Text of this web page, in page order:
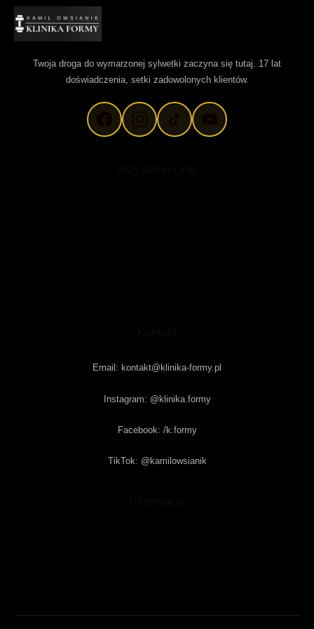
Twoja droga do wymarzonej sylwetki zaczyna się tutaj. 17 lat
doświadczenia, setki zadowolonych klientów.
Email: kontakt@klinika-formy.pl
Instagram: @klinika.formy
Facebook: /k.formy
TikTok: @kamilowsianik